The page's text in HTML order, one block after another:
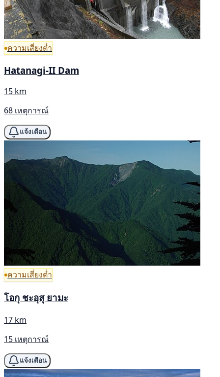
ความเสี่ยงต่ำ
Hatanagi-II Dam
15 km
68 เหตุการณ์
แจ้งเตือน
ความเสี่ยงต่ำ
โอกุ ชะอุสุ ยามะ
17 km
15 เหตุการณ์
แจ้งเตือน